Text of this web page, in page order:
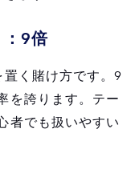
：9倍
く賭け方です。9
を誇ります。テー
者でも扱いやすい